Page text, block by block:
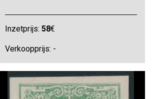
Inzetprijs:58€
Verkoopprijs: -